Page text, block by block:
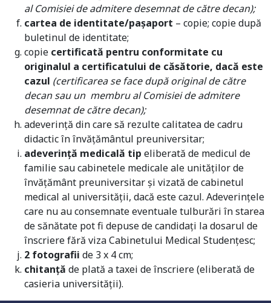
al Comisiei de admitere desemnat de către decan);
cartea de identitate/pașaport – copie; copie după
buletinul de identitate;
copie certificată pentru conformitate cu
originalul a certificatului de căsătorie, dacă este
cazul (certificarea se face după original de către
decan sau un membru al Comisiei de admitere
desemnat de către decan);
adeverinţă din care să rezulte calitatea de cadru
didactic în învăţământul preuniversitar;
adeverinţă medicală tip eliberată de medicul de
familie sau cabinetele medicale ale unităţilor de
învăţământ preuniversitar şi vizată de cabinetul
medical al universităţii, dacă este cazul. Adeverinţele
care nu au consemnate eventuale tulburări în starea
de sănătate pot fi depuse de candidaţi la dosarul de
înscriere fără viza Cabinetului Medical Studenţesc;
2 fotografii de 3 x 4 cm;
chitanţă de plată a taxei de înscriere (eliberată de
casieria universităţii).
Universitate acreditată